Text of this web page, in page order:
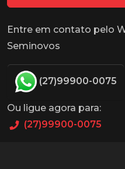
Entre em contato pelo
Seminovos
(27)99900-0075
Ou ligue agora para:
(27)99900-0075